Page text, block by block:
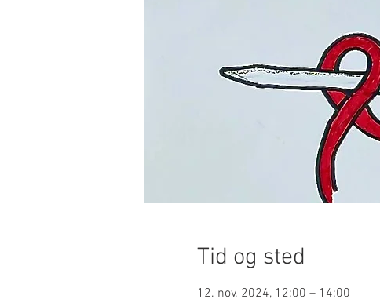
Tid og sted
12. nov. 2024, 12:00 – 14:00